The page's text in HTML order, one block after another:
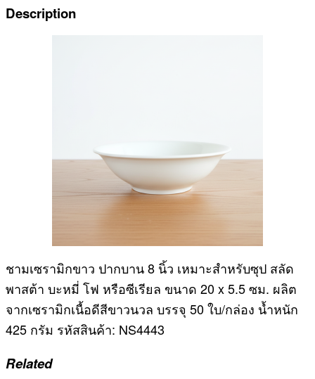
Description
ชามเซรามิกขาว ปากบาน 8 นิ้ว เหมาะสำหรับซุป สลัด
พาสต้า บะหมี่ โฟ หรือซีเรียล ขนาด 20 x 5.5 ซม. ผลิต
จากเซรามิกเนื้อดีสีขาวนวล บรรจุ 50 ใบ/กล่อง น้ำหนัก
425 กรัม รหัสสินค้า: NS4443
Related